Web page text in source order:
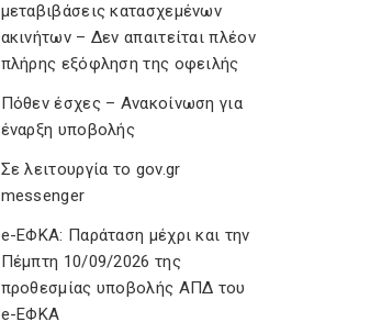
μεταβιβάσεις κατασχεμένων
ακινήτων – Δεν απαιτείται πλέον
πλήρης εξόφληση της οφειλής
Πόθεν έσχες – Ανακοίνωση για
έναρξη υποβολής
Σε λειτουργία το gov.gr
messenger
e-ΕΦΚΑ: Παράταση μέχρι και την
Πέμπτη 10/09/2026 της
προθεσμίας υποβολής ΑΠΔ του
e-ΕΦΚΑ